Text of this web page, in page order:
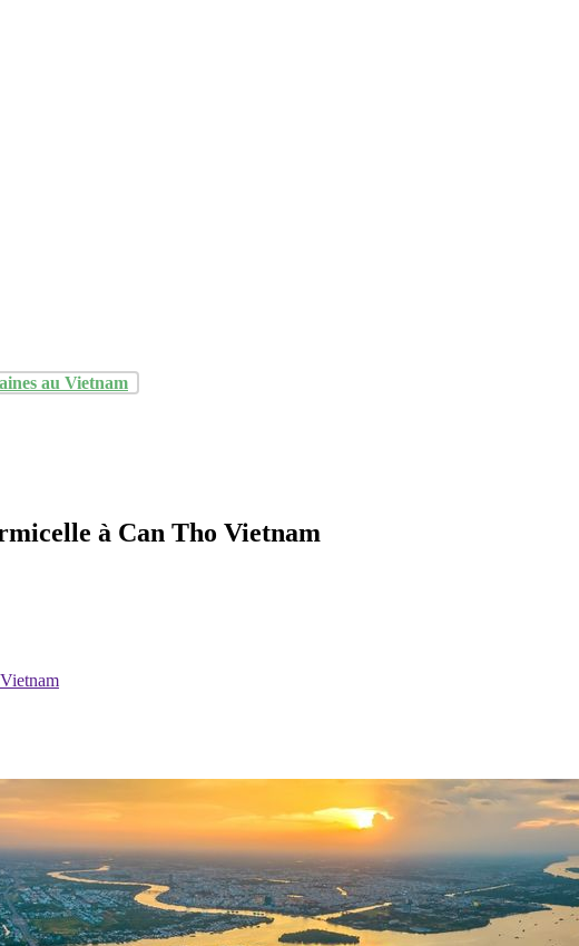
au Vietnam
à Can Tho Vietnam